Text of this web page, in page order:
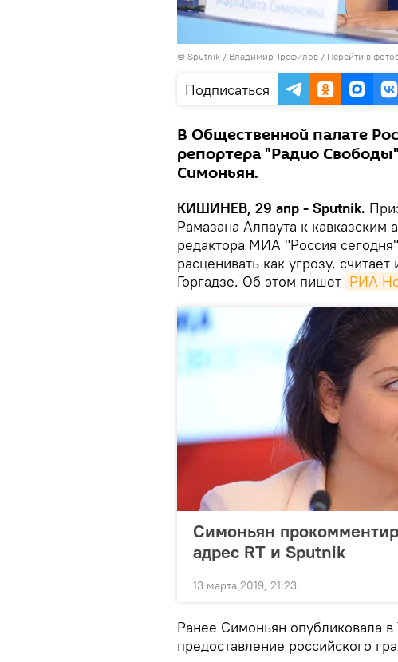
© Sputnik / Владимир Трефилов / Перейти в
Подписаться
В Общественной палате
репортера "Радио
Симоньян.
КИШИНЕВ, 29 апр - Sputnik.
Рамазана Алпаута к кавказским
редактора МИА "Россия
расценивать как угрозу,
Горгадзе. Об этом пишет РИА
Симоньян
адрес RT и Sputnik
13 марта 2019, 21:23
Ранее Симоньян опубликовала
предоставление российского